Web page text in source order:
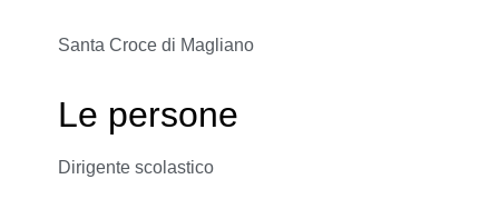
Santa Croce di Magliano
Le persone
Dirigente scolastico